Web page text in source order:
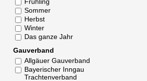
Sommer
Herbst
Winter
Das ganze Jahr
Gauverband
Allgäuer Gauverband
Bayerischer Inngau
Trachtenverband